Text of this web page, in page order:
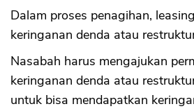
Dalam proses penagihan,
keringanan denda atau
Nasabah harus mengajukan
keringanan denda atau
untuk bisa mendapatkan